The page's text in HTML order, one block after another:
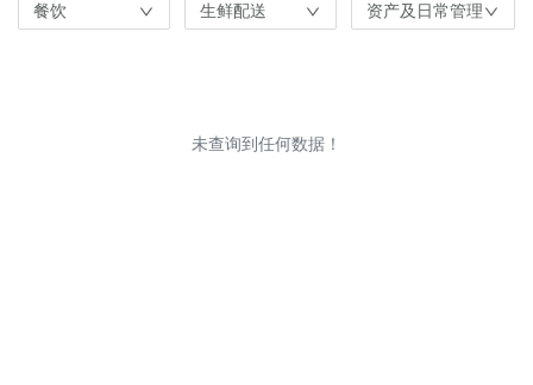
餐饮 生鲜配送 资产及日常管理
未查询到任何数据！